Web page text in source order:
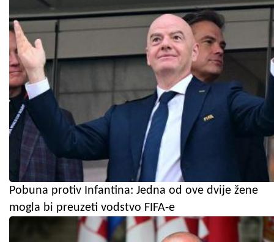
Pobuna protiv Infantina: Jedna od ove dvije žene
mogla bi preuzeti vodstvo FIFA-e